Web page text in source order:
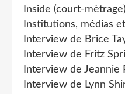
Inside (court-mètrage)
Institutions, médias
Interview de Brice
Interview de Fritz
Interview de Jeannie
Interview de Lynn